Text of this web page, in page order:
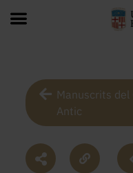
Manuscrits del
Antic